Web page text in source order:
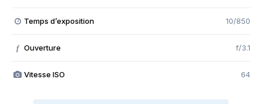
Temps d’exposition 10/850
f Ouverture f/3.1
Vitesse ISO 64